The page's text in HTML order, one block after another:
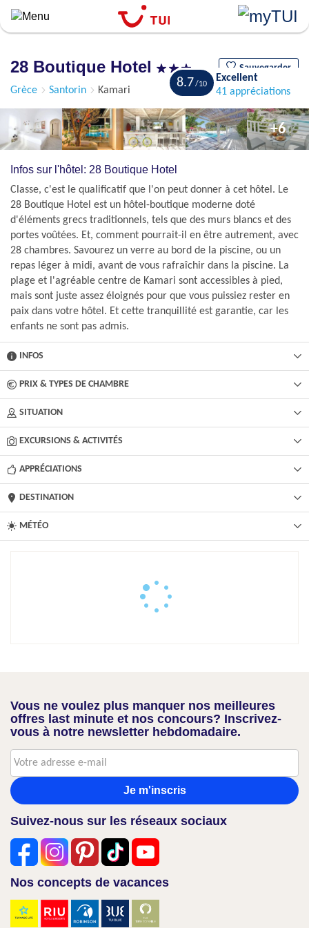
Aller
principal
28 Boutique Hotel Sauvegarder
Grèce Santorin Kamari
8.7
Excellent
41 appréciations
+6
Infos sur l'hôtel: 28 Boutique Hotel
Classe, c'est le qualificatif que l'on peut donner à cet hôtel. Le
28 Boutique Hotel est un hôtel-boutique moderne doté
d'éléments grecs traditionnels, tels que des murs blancs et des
portes voûtées. Et, comment pourrait-il en être autrement, avec
28 chambres. Savourez un verre au bord de la piscine, ou un
repas léger à midi, avant de vous rafraîchir dans la piscine. La
plage et l'agréable centre de Kamari sont accessibles à pied,
mais sont juste assez éloignés pour que vous puissiez rester en
paix dans votre hôtel. Et cette tranquillité est garantie, car les
enfants ne sont pas admis.
INFOS
PRIX & TYPES DE CHAMBRE
SITUATION
EXCURSIONS & ACTIVITÉS​
APPRÉCIATIONS
DESTINATION
MÉTÉO
Vous ne voulez plus manquer nos meilleures
offres last minute et nos concours? Inscrivez-
vous à notre newsletter hebdomadaire.
Je m'inscris
Suivez-nous sur les réseaux sociaux
Nos concepts de vacances